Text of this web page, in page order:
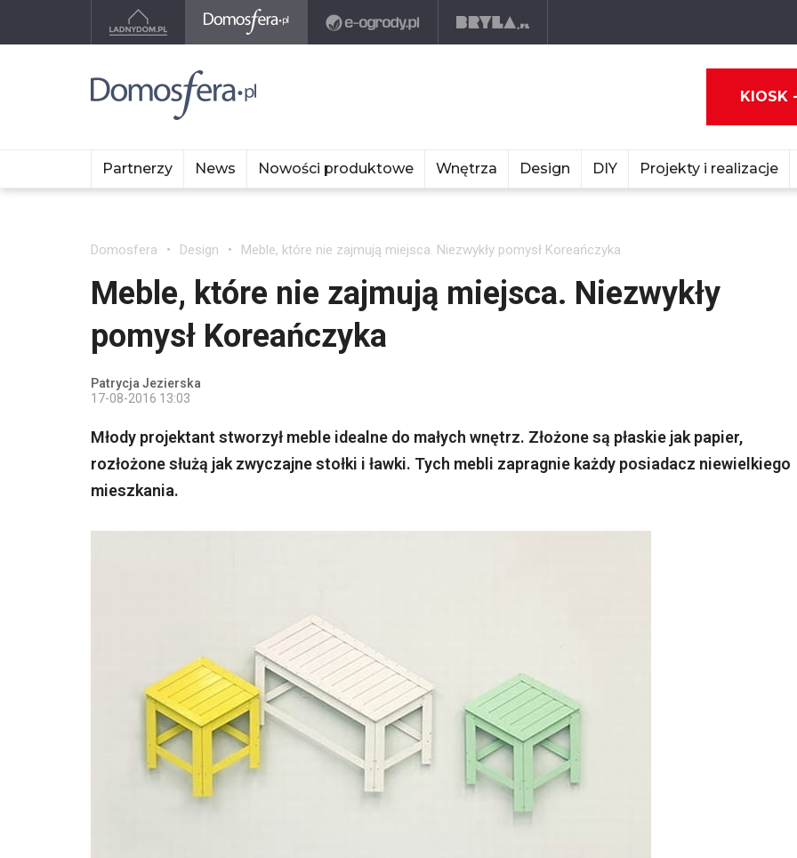
KIOSK
Partnerzy News Nowości produktowe Wnętrza Design DIY Projekty i realizacje
Domosfera Design Meble, które nie zajmują miejsca. Niezwykły pomysł Koreańczyka
Meble, które nie zajmują miejsca. Niezwykły
pomysł Koreańczyka
Patrycja Jezierska
17-08-2016 13:03
Młody projektant stworzył meble idealne do małych wnętrz. Złożone są płaskie jak papier,
rozłożone służą jak zwyczajne stołki i ławki. Tych mebli zapragnie każdy posiadacz niewielkiego
mieszkania.